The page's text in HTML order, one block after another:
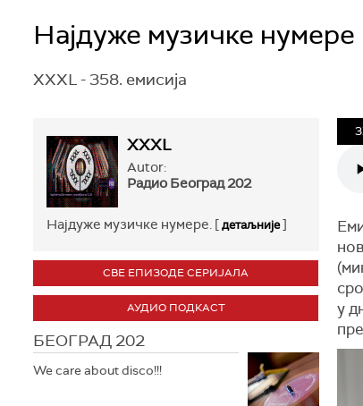
Најдуже музичке нумере
XXXL - 358. емисија
XXXL
Autor:
Радио Београд 202
Најдуже музичке нумере. [детаљније]
СВЕ ЕПИЗОДЕ СЕРИЈАЛА
АУДИО ПОДКАСТ
БЕОГРАД 202
We care about disco!!!
у